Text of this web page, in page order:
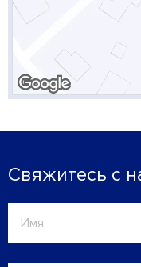
Свяжитесь с